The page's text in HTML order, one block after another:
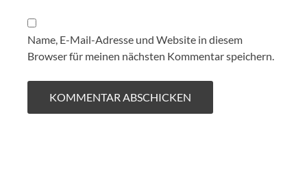
Name, E-Mail-Adresse und Website in diesem
Browser für meinen nächsten Kommentar speichern.